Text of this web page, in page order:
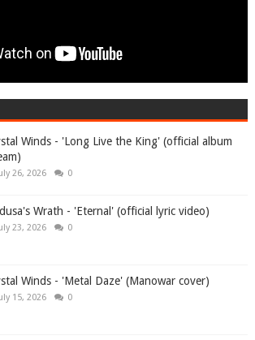
Winds - 'Long Live the King' (official album
26, 2026 0
Wrath - 'Eternal' (official lyric video)
23, 2026 0
Winds - 'Metal Daze' (Manowar cover)
15, 2026 0